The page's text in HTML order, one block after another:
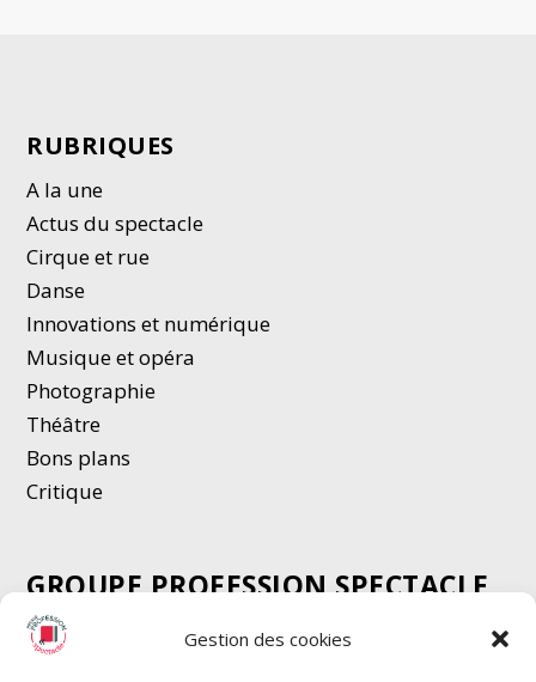
Gestion des cookies
RUBRIQUES
A la une
Actus du spectacle
Cirque et rue
Danse
Innovations et numérique
Musique et opéra
Photographie
Théâtre
Bons plans
Critique
GROUPE PROFESSION SPECTACLE
Chèque Intermittents